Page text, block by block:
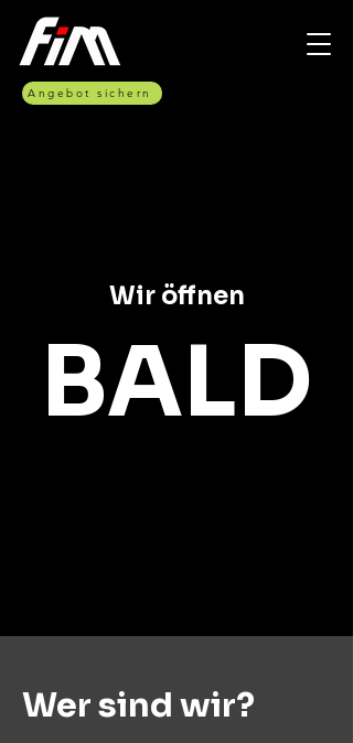
Angebot sichern
Wir öffnen
BALD
Wer sind wir?